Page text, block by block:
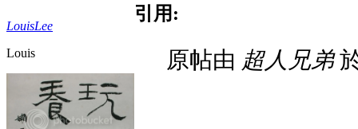
LouisLee
Louis
引用:
原帖由 超人兄弟